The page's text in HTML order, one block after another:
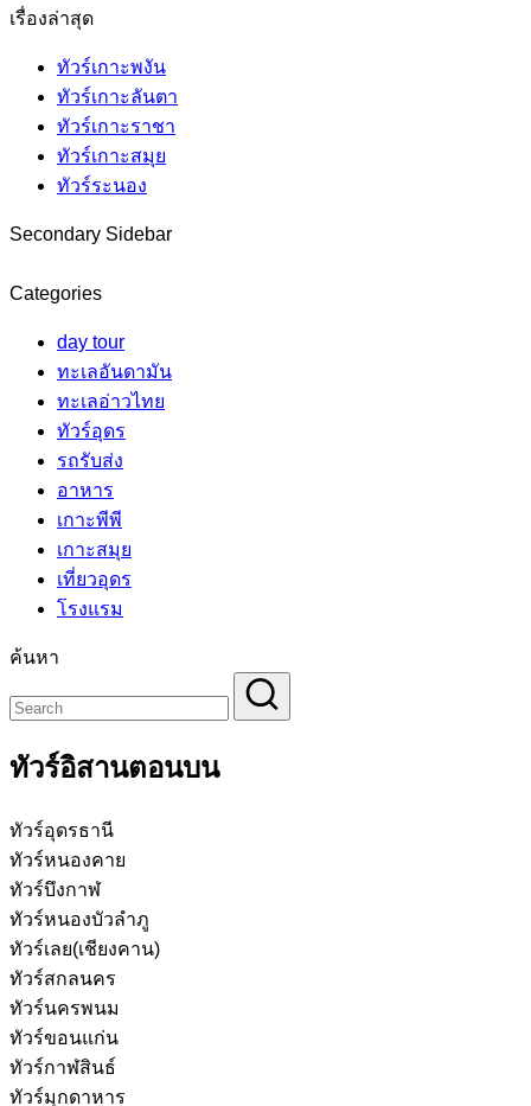
เรื่องล่าสุด
ทัวร์เกาะพงัน
ทัวร์เกาะลันตา
ทัวร์เกาะราชา
ทัวร์เกาะสมุย
ทัวร์ระนอง
Secondary Sidebar
Categories
day tour
ทะเลอันดามัน
ทะเลอ่าวไทย
ทัวร์อุดร
รถรับส่ง
อาหาร
เกาะพีพี
เกาะสมุย
เที่ยวอุดร
โรงแรม
ค้นหา
ทัวร์อิสานตอนบน
ทัวร์อุดรธานี
ทัวร์หนองคาย
ทัวร์บึงกาฬ
ทัวร์หนองบัวลำภู
ทัวร์เลย(เชียงคาน)
ทัวร์สกลนคร
ทัวร์นครพนม
ทัวร์ขอนแก่น
ทัวร์กาฬสินธ์
ทัวร์มุกดาหาร